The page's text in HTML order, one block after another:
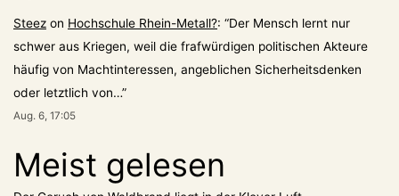
Steez on Hochschule Rhein-Metall?: “Der Mensch lernt nur
schwer aus Kriegen, weil die frafwürdigen politischen Akteure
häufig von Machtinteressen, angeblichen Sicherheitsdenken
oder letztlich von…”
Aug. 6, 17:05
Meist gelesen